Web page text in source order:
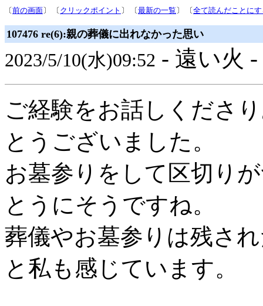
〔前の画面〕 〔 クリックポイント 〕 〔最新の一覧 〕 〔全て読んだことに
107476 re(6):親の葬儀に出れなかった思い
2023/5/10(水)09:52 - 遠い火 -
ご経験をお話しくださ
とうございました。
お墓参りをして区切り
とうにそうですね。
葬儀やお墓参りは残さ
と私も感じています。